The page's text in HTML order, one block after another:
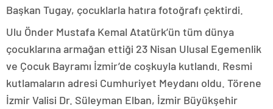
Başkan Tugay, çocuklarla hatıra fotoğrafı çektirdi.
Ulu Önder Mustafa Kemal Atatürk’ün tüm dünya
çocuklarına armağan ettiği 23 Nisan Ulusal Egemenlik
ve Çocuk Bayramı İzmir’de coşkuyla kutlandı. Resmi
kutlamaların adresi Cumhuriyet Meydanı oldu. Törene
İzmir Valisi Dr. Süleyman Elban, İzmir Büyükşehir